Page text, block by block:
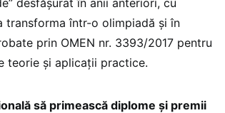
transforma într-o olimpiadă şi în
prin OMEN nr. 3393/2017 pentru
teorie și aplicații practice.
să primească diplome şi premii